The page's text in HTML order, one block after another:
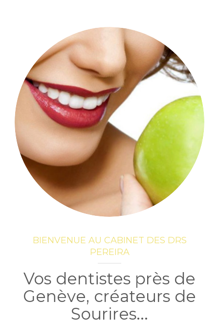
BIENVENUE AU CABINET DES DRS
PEREIRA
Vos dentistes près de
Genève, créateurs de
Sourires...